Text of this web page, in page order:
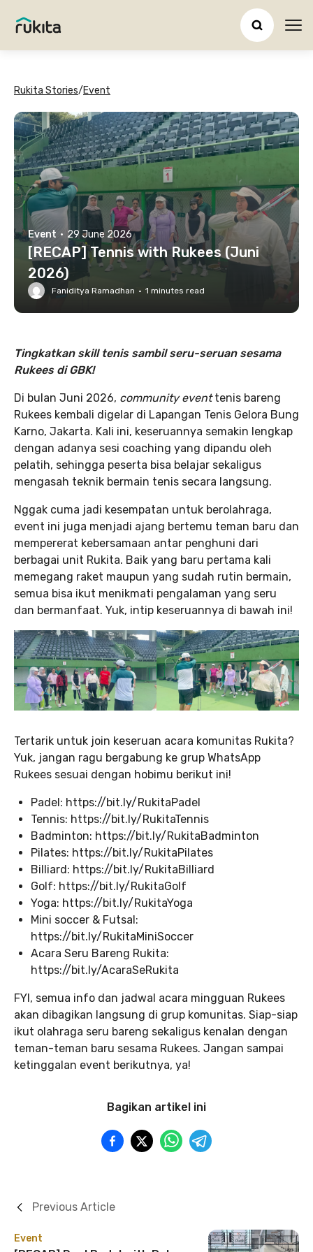
Rukita Stories/Event
Event · 29 June 2026
[RECAP] Tennis with Rukees (Juni
2026)
Faniditya Ramadhan · 1 minutes read
Tingkatkan skill tenis sambil seru-seruan sesama
Rukees di GBK!
Di bulan Juni 2026, community eventtenis bareng
Rukees kembali digelar di Lapangan Tenis Gelora Bung
Karno, Jakarta. Kali ini, keseruannya semakin lengkap
dengan adanya sesi coaching yang dipandu oleh
pelatih, sehingga peserta bisa belajar sekaligus
mengasah teknik bermain tenis secara langsung.
Nggak cuma jadi kesempatan untuk berolahraga,
event ini juga menjadi ajang bertemu teman baru dan
mempererat kebersamaan antar penghuni dari
berbagai unit Rukita. Baik yang baru pertama kali
memegang raket maupun yang sudah rutin bermain,
semua bisa ikut menikmati pengalaman yang seru
dan bermanfaat. Yuk, intip keseruannya di bawah ini!
Tertarik untuk join keseruan acara komunitas Rukita?
Yuk, jangan ragu bergabung ke grup WhatsApp
Rukees sesuai dengan hobimu berikut ini!
Padel: https://bit.ly/RukitaPadel
Tennis: https://bit.ly/RukitaTennis
Badminton: https://bit.ly/RukitaBadminton
Pilates: https://bit.ly/RukitaPilates
Billiard: https://bit.ly/RukitaBilliard
Golf: https://bit.ly/RukitaGolf
Yoga: https://bit.ly/RukitaYoga
Mini soccer & Futsal:
https://bit.ly/RukitaMiniSoccer
Acara Seru Bareng Rukita:
https://bit.ly/AcaraSeRukita
FYI, semua info dan jadwal acara mingguan Rukees
akan dibagikan langsung di grup komunitas. Siap-siap
ikut olahraga seru bareng sekaligus kenalan dengan
teman-teman baru sesama Rukees. Jangan sampai
ketinggalan event berikutnya, ya!
Bagikan artikel ini
Event
Previous Article